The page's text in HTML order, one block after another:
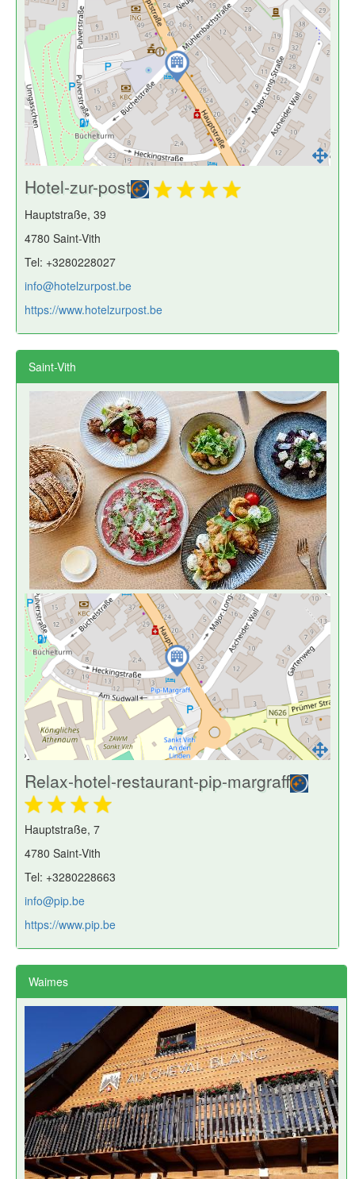
Hotel-zur-post
Hauptstraße, 39
4780 Saint-Vith
Tel: +3280228027
info@hotelzurpost.be
https://www.hotelzurpost.be
Saint-Vith
Relax-hotel-restaurant-pip-margraff
Hauptstraße, 7
4780 Saint-Vith
Tel: +3280228663
info@pip.be
https://www.pip.be
Waimes